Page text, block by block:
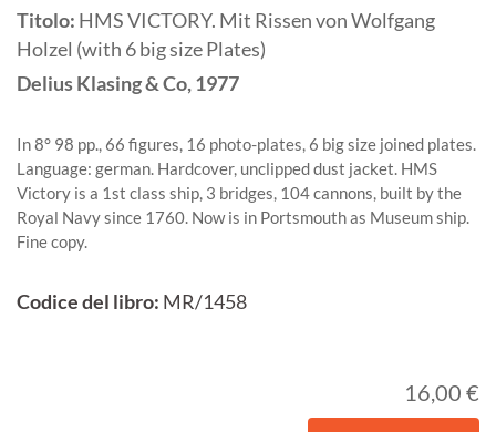
Titolo: HMS VICTORY. Mit Rissen von Wolfgang
Holzel (with 6 big size Plates)
Delius Klasing & Co,1977
In 8° 98 pp., 66 figures, 16 photo-plates, 6 big size joined plates.
Language: german. Hardcover, unclipped dust jacket. HMS
Victory is a 1st class ship, 3 bridges, 104 cannons, built by the
Royal Navy since 1760. Now is in Portsmouth as Museum ship.
Fine copy.
Codice del libro: MR/1458
16,00 €